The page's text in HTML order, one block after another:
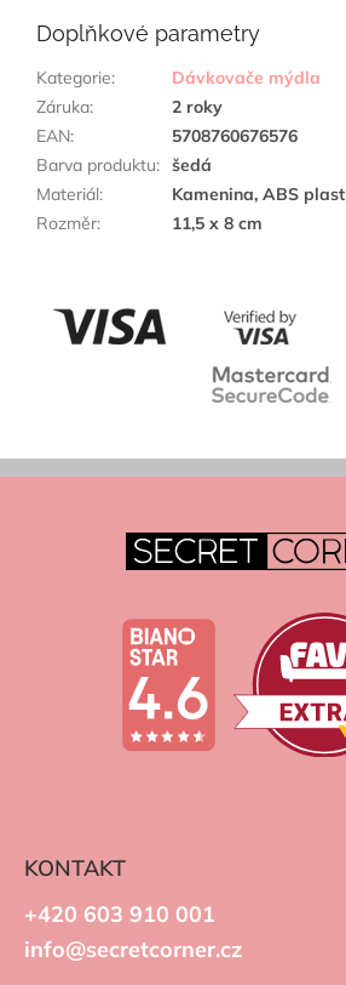
Doplňkové parametry
Kategorie:
Dávkovače mýdla
Záruka:
2 roky
EAN:
5708760676576
Barva produktu: šedá
Materiál:
Kamenina, ABS plast
Rozměr: 11,5 x 8 cm
KONTAKT
+420 603 910 001
info@secretcorner.cz